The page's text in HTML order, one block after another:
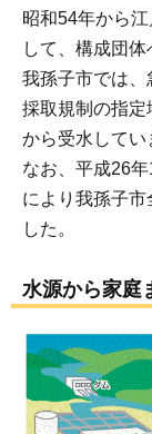
昭和54年から
して、構成団体
我孫子市では、
採取規制の指
から受水してい
なお、平成26
により我孫子市
した。
水源から家庭